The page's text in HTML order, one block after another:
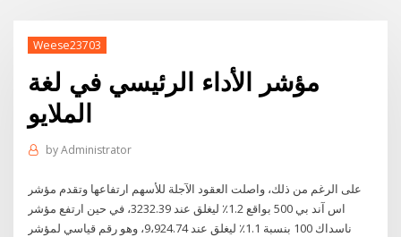
Weese23703
مؤشر الأداء الرئيسي في لغة
الملايو
byAdministrator
على الرغم من ذلك، واصلت العقود الآجلة للأسهم ارتفاعها وتقدم مؤشر
اس آند بي 500 بواقع 1.2٪ ليغلق عند 3232.39، في حين ارتفع مؤشر
ناسداك 100 بنسبة 1.1٪ ليغلق عند 9،924.74، وهو رقم قياسي لمؤشر